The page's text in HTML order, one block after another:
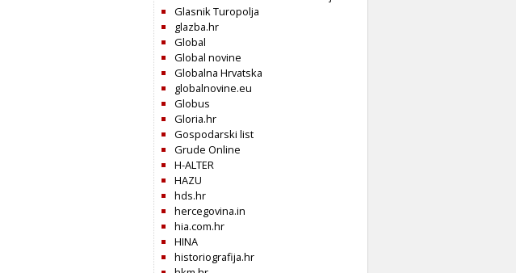
Glasnik Turopolja
glazba.hr
Global
Global novine
Globalna Hrvatska
globalnovine.eu
Globus
Gloria.hr
Gospodarski list
Grude Online
H-ALTER
HAZU
hds.hr
hercegovina.in
hia.com.hr
HINA
historiografija.hr